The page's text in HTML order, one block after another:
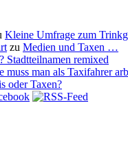
Kleine Umfrage zum
zu Medien und Taxen …
Stadtteilnamen remixed
muss man als Taxifahrer
oder Taxen?